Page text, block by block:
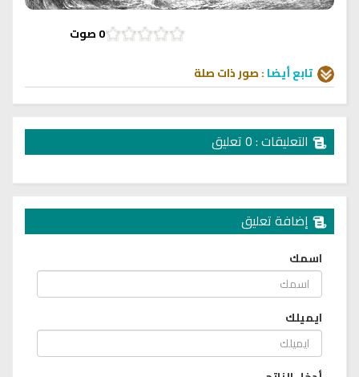
0صوت
تابع أيضا:صورذات صلة
التعليقات : 0 تعليق
إضافة تعليق
اسمك
ايميلك